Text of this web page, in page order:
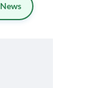
News